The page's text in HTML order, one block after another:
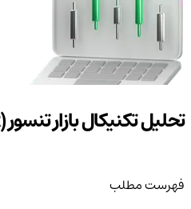
تحلیل تکنیکال بازار تنسور (TNSR)
فهرست مطلب